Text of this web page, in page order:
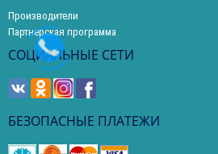
Производители
Партнерская программа
СОЦИАЛЬНЫЕ СЕТИ
БЕЗОПАСНЫЕ ПЛАТЕЖИ